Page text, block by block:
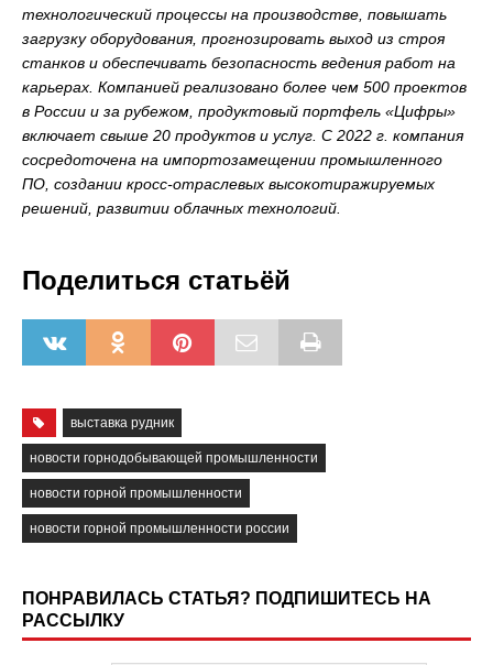
технологический процессы на производстве, повышать
загрузку оборудования, прогнозировать выход из строя
станков и обеспечивать безопасность ведения работ на
карьерах. Компанией реализовано более чем 500 проектов
в России и за рубежом, продуктовый портфель «Цифры»
включает свыше 20 продуктов и услуг. С 2022 г. компания
сосредоточена на импортозамещении промышленного
ПО, создании кросс-отраслевых высокотиражируемых
решений, развитии облачных технологий.
Поделиться статьёй
выставка рудник
новости горнодобывающей промышленности
новости горной промышленности
новости горной промышленности россии
ПОНРАВИЛАСЬ СТАТЬЯ? ПОДПИШИТЕСЬ НА
РАССЫЛКУ